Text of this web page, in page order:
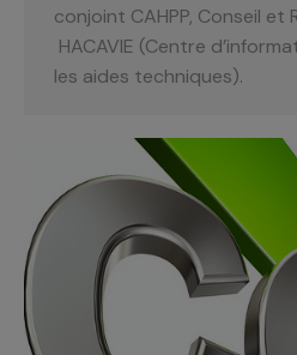
conjoint CAHPP, Conseil et
HACAVIE (Centre
les aides techniques).